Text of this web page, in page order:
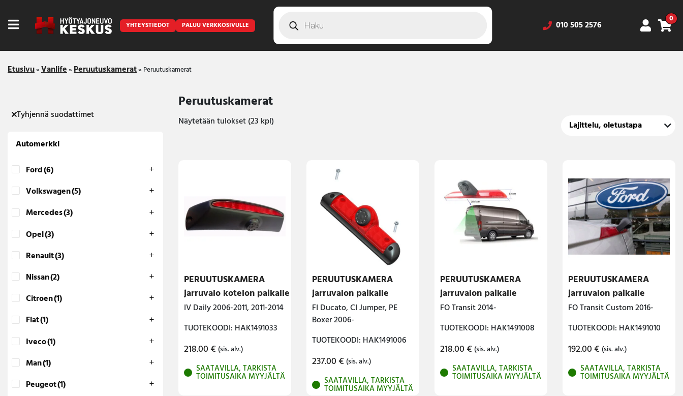
Caravan
Front Runner
Lava-autojen tuotteet
Pakettiautotuotteet
YHTEYSTIEDOT PALUU VERKKOSIVULLE search 010 505 2576
0
Etusivu»Vanlife»Peruutuskamerat» Peruutuskamerat
Tyhjennä suodattimet
Automerkki
Ford(6)
Volkswagen(5)
Mercedes(3)
Opel(3)
Renault(3)
Nissan(2)
Citroen(1)
Fiat(1)
Iveco(1)
Man(1)
Peugeot(1)
Peruutuskamerat
Näytetään tulokset (23 kpl)
PERUUTUSKAMERA
jarruvalo kotelon paikalle
IV Daily 2006-2011, 2011-2014
TUOTEKOODI: HAK1491033
218.00€ (sis. alv.)
SAATAVILLA, TARKISTA
TOIMITUSAIKA MYYJÄLTÄ
PERUUTUSKAMERA
jarruvalon paikalle
FI Ducato, CI Jumper, PE
Boxer 2006-
TUOTEKOODI: HAK1491006
237.00€ (sis. alv.)
SAATAVILLA, TARKISTA
TOIMITUSAIKA MYYJÄLTÄ
PERUUTUSKAMERA
jarruvalon paikalle
FO Transit 2014-
TUOTEKOODI: HAK1491008
218.00€ (sis. alv.)
SAATAVILLA, TARKISTA
TOIMITUSAIKA MYYJÄLTÄ
PERUUTUSKAMERA
jarruvalon paikalle
FO Transit Custom 2016-
TUOTEKOODI: HAK1491010
192.00€ (sis. alv.)
SAATAVILLA, TARKISTA
TOIMITUSAIKA MYYJÄLTÄ